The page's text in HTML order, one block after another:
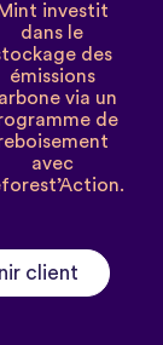
Mint investit
dans le
des
émissions
via un
de
avec
client